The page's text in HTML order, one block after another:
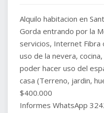
Alquilo habitacion en
Gorda entrando por la
servicios, Internet Fibra
uso de la nevera,
poder hacer uso del
casa (Terreno, jardin,
$400.000
Informes WhatsApp